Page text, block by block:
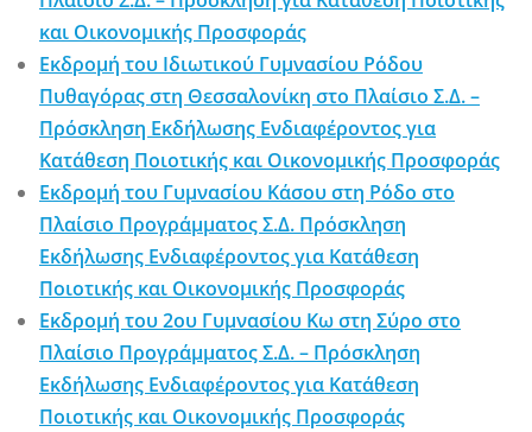
και Οικονομικής Προσφοράς
Εκδρομή του Ιδιωτικού Γυμνασίου Ρόδου
Πυθαγόρας στη Θεσσαλονίκη στο Πλαίσιο Σ.Δ. –
Πρόσκληση Εκδήλωσης Ενδιαφέροντος για
Κατάθεση Ποιοτικής και Οικονομικής Προσφοράς
Εκδρομή του Γυμνασίου Κάσου στη Ρόδο στο
Πλαίσιο Προγράμματος Σ.Δ. Πρόσκληση
Εκδήλωσης Ενδιαφέροντος για Κατάθεση
Ποιοτικής και Οικονομικής Προσφοράς
Εκδρομή του 2ου Γυμνασίου Κω στη Σύρο στο
Πλαίσιο Προγράμματος Σ.Δ. – Πρόσκληση
Εκδήλωσης Ενδιαφέροντος για Κατάθεση
Ποιοτικής και Οικονομικής Προσφοράς